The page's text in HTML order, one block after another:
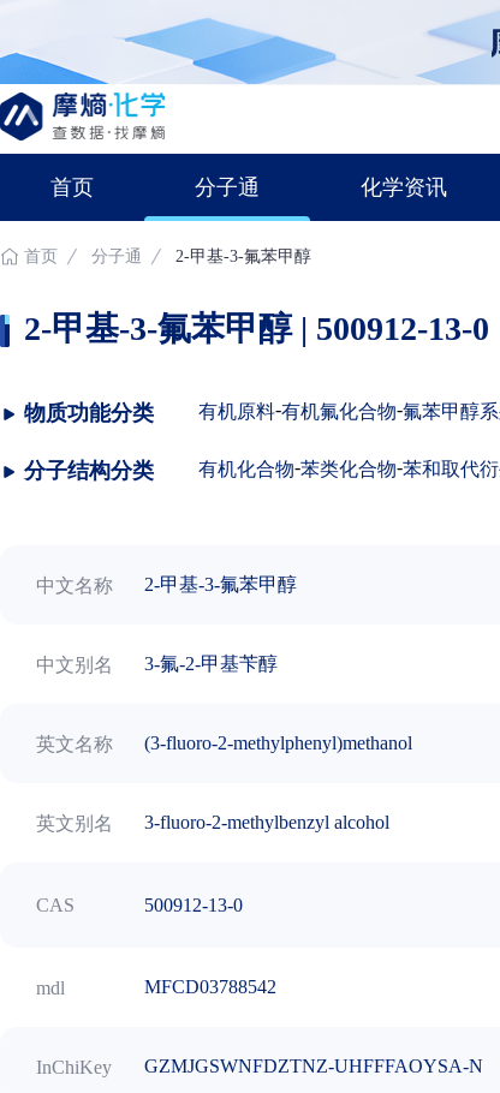
首页 分子通 化学资讯
首页 分子通 2-甲基-3-氟苯甲醇
2-甲基-3-氟苯甲醇 | 500912-13-0
物质功能分类 有机原料-有机氟化合物-氟苯甲醇系
分子结构分类 有机化合物-苯类化合物-苯和取代
中文名称 2-甲基-3-氟苯甲醇
中文别名 3-氟-2-甲基苄醇
英文名称 (3-fluoro-2-methylphenyl)methanol
英文别名 3-fluoro-2-methylbenzyl alcohol
CAS 500912-13-0
mdl MFCD03788542
InChiKey GZMJGSWNFDZTNZ-UHFFFAOYSA-N